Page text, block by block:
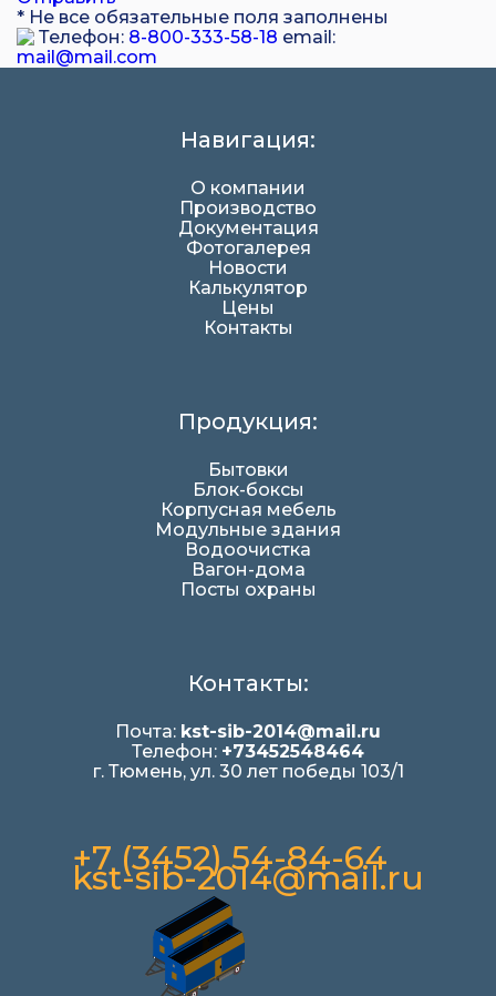
* Не все обязательные поля заполнены
Телефон: 8-800-333-58-18 email:
mail@mail.com
Навигация:
О компании
Производство
Документация
Фотогалерея
Новости
Калькулятор
Цены
Контакты
Продукция:
Бытовки
Блок-боксы
Корпусная мебель
Модульные здания
Водоочистка
Вагон-дома
Посты охраны
Контакты:
Почта: kst-sib-2014@mail.ru
Телефон: +73452548464
г. Тюмень, ул. 30 лет победы 103/1
+7 (3452) 54-84-64
kst-sib-2014@mail.ru